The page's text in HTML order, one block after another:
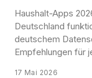
Haushalt-Apps
Deutschland
deutschem
Empfehlungen für
17 Mai 2026